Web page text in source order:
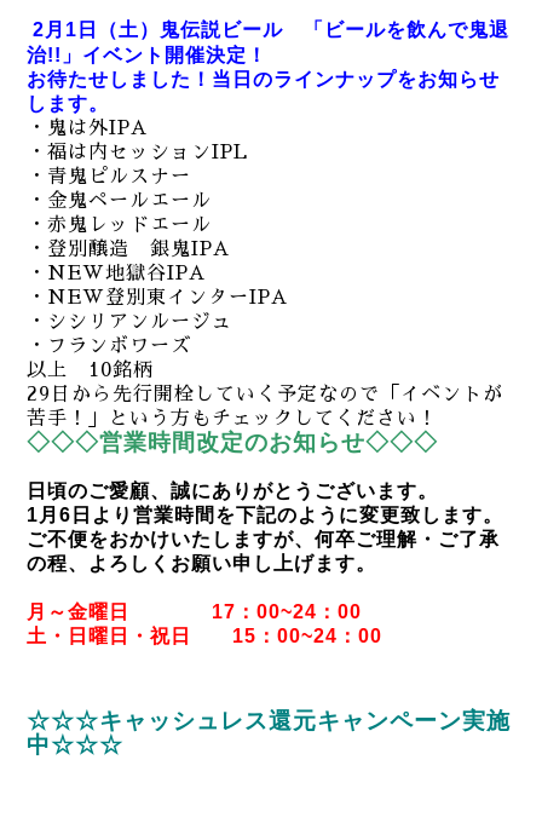
2月1日（土）鬼伝説ビール 「ビールを飲んで鬼退
治!!」イベント開催決定！
お待たせしました！ 当日のラインナップをお知らせ
します。
・鬼は外IPA
・福は内セッションIPL
・青鬼ピルスナー
・金鬼ペールエール
・赤鬼レッドエール
・登別醸造 銀鬼IPA
・NEW地獄谷IPA
・NEW登別東インターIPA
・シシリアンルージュ
・フランボワーズ
以上 10銘柄
29日から先行開栓していく予定なので「イベントが
苦手！」という方もチェックしてください！
◇◇◇営業時間改定のお知らせ◇◇◇
日頃のご愛顧、誠にありがとうございます。
1月6日より営業時間を下記のように変更致します。
ご不便をおかけいたしますが、何卒ご理解・ご了承
の程、よろしくお願い申し上げます。
月～金曜日 17：00~24：00
土・日曜日・祝日 15：00~24：00
☆☆☆キャッシュレス還元キャンペーン実施
中☆☆☆